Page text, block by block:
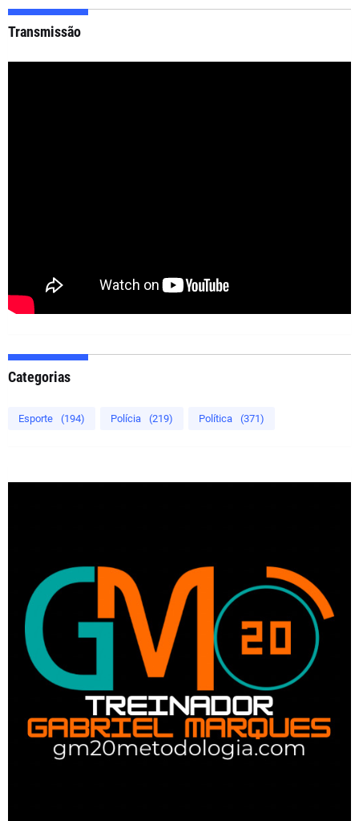
Transmissão
Categorias
Esporte (194) Polícia (219) Política (371)